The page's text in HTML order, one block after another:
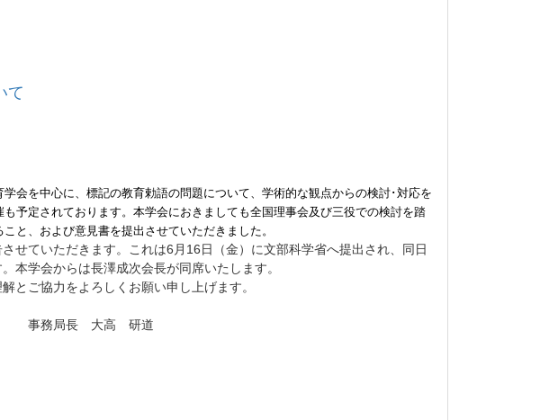
て
会を中心に、標記の教育勅語の問題について、学術的な観点からの検討･対応を
予定されております。 本学会におきましても全国理事会及び三役での検討を踏
と、および意見書を提出させていただきました。
せていただきます。これは6月16日（金）に文部科学省へ提出され、同日
本学会からは長澤成次会長が同席いたします。
とご協力をよろしくお願い申し上げます。
研道